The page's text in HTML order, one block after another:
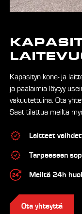
Kapasityn kone- ja
ja paalaimia löytyy
vakuutettuina. Ota
Saat tilattua meiltä
Laitteet
Tarpeeseen
Meiltä 24h
Ota yhteyttä